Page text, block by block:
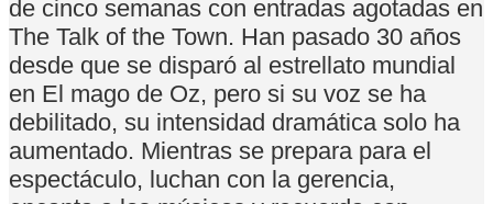
de cinco semanas con entradas agotadas en
The Talk of the Town. Han pasado 30 años
desde que se disparó al estrellato mundial
en El mago de Oz, pero si su voz se ha
debilitado, su intensidad dramática solo ha
aumentado. Mientras se prepara para el
espectáculo, luchan con la gerencia,